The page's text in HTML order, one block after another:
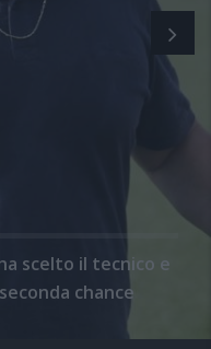
scelto il tecnico e
chance